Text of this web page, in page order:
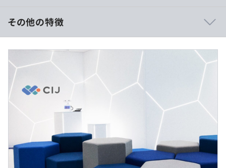
土と、社員ひとりひとりの個性を生かそうとする文化が根
付いています。やる気しだいで、誰もが自らのポテンシャ
ルを開花させることができ、「やりたい！」を実現しやす
い環境です。
■社員の発想による自社製品開発
CIJはさまざまな自社製品の開発と販売をおこなっていま
す。その多くは、社員の声によって製品化されたもので
す。最近では、タブレット端末を利用したペーパレス会議
システム（SONOBA COMET）が社員の発案から製品化さ
れました。あなたの自由な発想とアイデアを、 CIJで生か
してみてください！
■賃金形態：月給制
■賃金の決定方法：当社規定により決定
■月給：約27万〜41万円（固定残業代を含む）
・基本給：約22万～27万円
・固定残業代：14.5時間～30時間分、約2万～6万円（超
過分は別途支給）
（※ 想定年収は年収提示額を保証するものではありません）
その他の特徴